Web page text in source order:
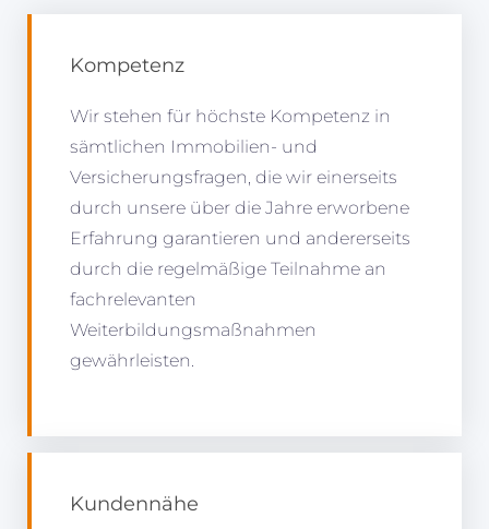
Kompetenz
Wir stehen für höchste Kompetenz in
sämtlichen Immobilien- und
Versicherungsfragen, die wir einerseits
durch unsere über die Jahre erworbene
Erfahrung garantieren und andererseits
durch die regelmäßige Teilnahme an
fachrelevanten
Weiterbildungsmaßnahmen
gewährleisten.
Kundennähe